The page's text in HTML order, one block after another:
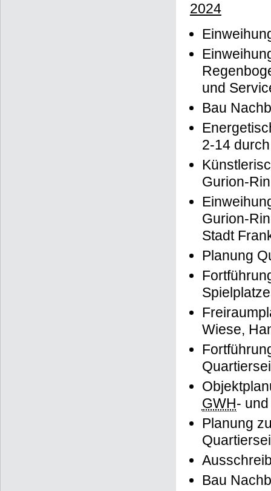
2024
und
Bau
2-14
Gurion-
Gurion-
Stadt
Planung
Wiese,
GWH-
Planung
Bau